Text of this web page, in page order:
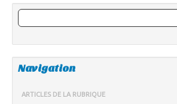
Navigation
ARTICLES DE LA RUBRIQUE